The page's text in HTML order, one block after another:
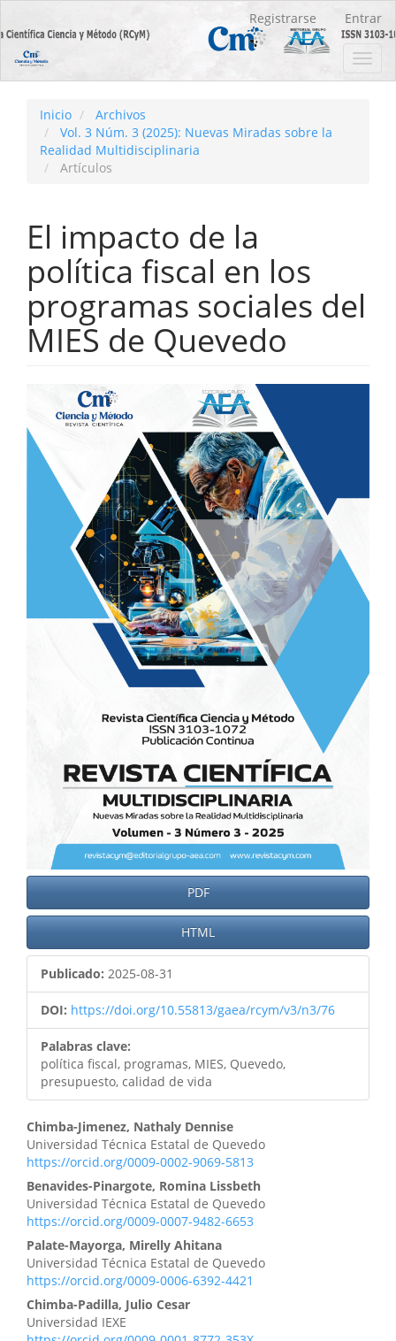
principal
Contenido
principal
Barra
Registrarse Entrar
Inicio
Archivos
Vol. 3 Núm. 3 (2025): Nuevas Miradas sobre la
Realidad Multidisciplinaria
Artículos
El impacto de la
política fiscal en los
programas sociales del
MIES de Quevedo
PDF
HTML
Publicado: 2025-08-31
DOI: https://doi.org/10.55813/gaea/rcym/v3/n3/76
Palabras clave:
política fiscal, programas, MIES, Quevedo,
presupuesto, calidad de vida
Chimba-Jimenez, Nathaly Dennise
Universidad Técnica Estatal de Quevedo
https://orcid.org/0009-0002-9069-5813
Benavides-Pinargote, Romina Lissbeth
Universidad Técnica Estatal de Quevedo
https://orcid.org/0009-0007-9482-6653
Palate-Mayorga, Mirelly Ahitana
Universidad Técnica Estatal de Quevedo
https://orcid.org/0009-0006-6392-4421
Chimba-Padilla, Julio Cesar
Universidad IEXE